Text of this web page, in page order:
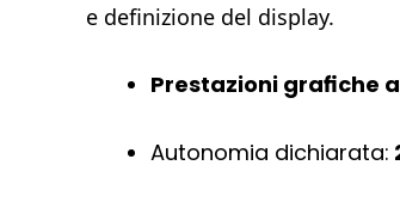
e definizione del display.
Prestazioni grafiche
Autonomia dichiarata: